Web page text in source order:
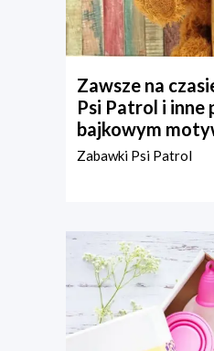
Zawsze na
Psi Patrol i inne
bajkowym
Zabawki Psi Patrol